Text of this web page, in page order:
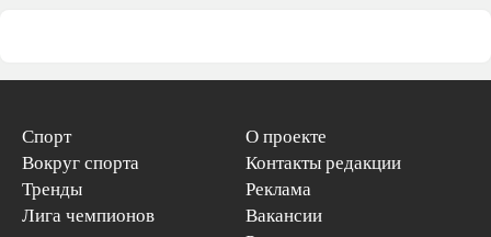
Спорт
Вокруг спорта
Тренды
Лига чемпионов
О проекте
Контакты редакции
Реклама
Вакансии